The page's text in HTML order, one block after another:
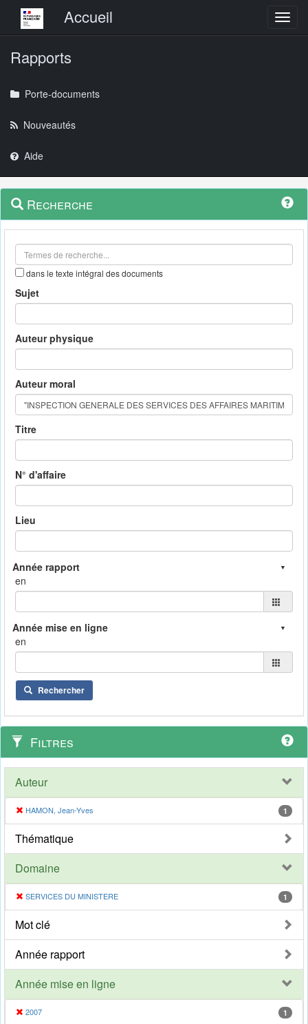
Menu principalAccueil
Rapports
Porte-documents
Nouveautés
Aide
Navigation
outils
Menu
contextuel
Recherche
dans le texte intégral des documents
Sujet
Auteur physique
Auteur moral
Titre
N° d'affaire
Lieu
en
en
Rechercher
Filtres
Auteur
HAMON, Jean-Yves 1
Thématique
Domaine
SERVICES DU MINISTERE 1
Mot clé
Année rapport
Année mise en ligne
2007 1